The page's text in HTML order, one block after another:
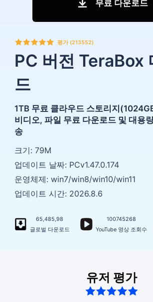
무료 다운로드
평가 (213552)
PC 버전 TeraBox
드
1TB 무료 클라우드 스토리지
비디오, 파일 무료 다운로드 및 대용
송
크기: 79M
업데이트 날짜: PCv1.47.0.174
운영체제: win7/win8/win10/win11
업데이트 시간: 2026.8.6
65,485,98
글로벌 다운로드
100745268
YouTube 영상 조회수
유저 평가